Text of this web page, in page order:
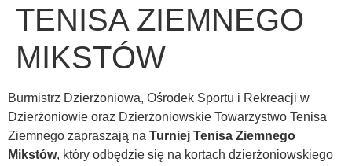
TENISA ZIEMNEGO
MIKSTÓW
Burmistrz Dzierżoniowa, Ośrodek Sportu i Rekreacji w
Dzierżoniowie oraz Dzierżoniowskie Towarzystwo Tenisa
Ziemnego zapraszają na Turniej Tenisa Ziemnego
Mikstów, który odbędzie się na kortach dzierżoniowskiego